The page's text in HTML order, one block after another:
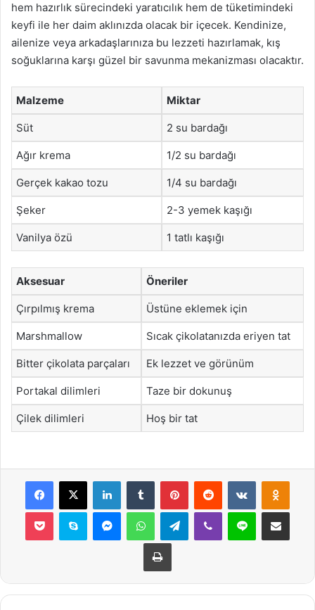
hem hazırlık sürecindeki yaratıcılık hem de tüketimindeki
keyfi ile her daim aklınızda olacak bir içecek. Kendinize,
ailenize veya arkadaşlarınıza bu lezzeti hazırlamak, kış
soğuklarına karşı güzel bir savunma mekanizması olacaktır.
Malzeme Miktar
Süt 2 su bardağı
Ağır krema 1/2 su bardağı
Gerçek kakao tozu 1/4 su bardağı
Şeker 2-3 yemek kaşığı
Vanilya özü 1 tatlı kaşığı
Aksesuar Öneriler
Çırpılmış krema Üstüne eklemek için
Marshmallow Sıcak çikolatanızda eriyen tat
Bitter çikolata parçaları Ek lezzet ve görünüm
Portakal dilimleri Taze bir dokunuş
Çilek dilimleri Hoş bir tat
Facebook
X LinkedInTumblr PinterestReddit VKontakte
Pocket Skype MessengerWhatsAppTelegramViber Line E-Posta ile
Yazdır